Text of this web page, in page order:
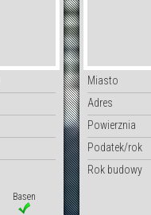
Basen
Miasto
Adres
Powierznia
Podatek/rok
Rok budowy